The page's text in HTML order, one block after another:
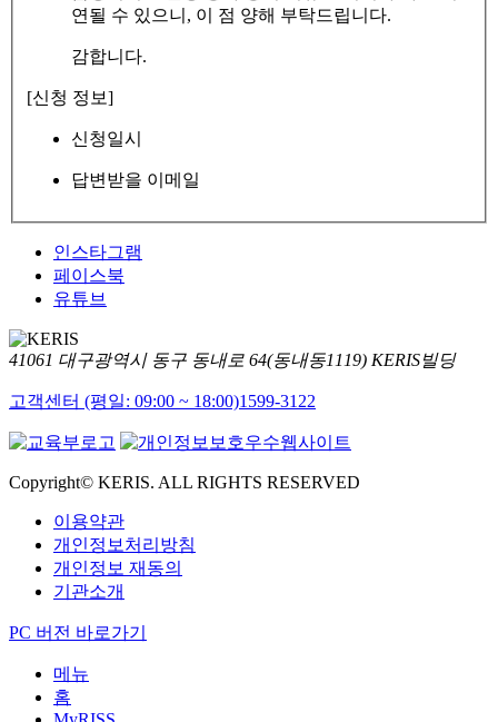
연될 수 있으니, 이 점 양해 부탁드립니다.
감합니다.
[신청 정보]
신청일시
답변받을 이메일
인스타그램
페이스북
유튜브
41061 대구광역시 동구 동내로 64(동내동1119) KERIS빌딩
고객센터 (평일: 09:00 ~ 18:00)1599-3122
Copyright© KERIS. ALL RIGHTS RESERVED
이용약관
개인정보처리방침
개인정보 재동의
기관소개
PC 버전 바로가기
메뉴
홈